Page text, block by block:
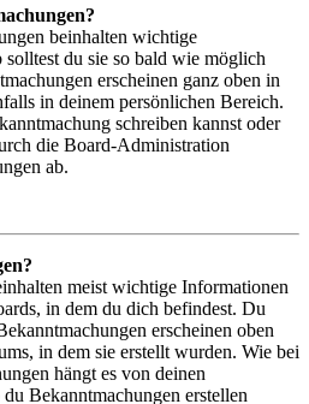
beinhalten wichtige
du sie so bald wie möglich
erscheinen ganz oben in
in deinem persönlichen Bereich.
schreiben kannst oder
die Board-Administration
ab.
meist wichtige Informationen
in dem du dich befindest. Du
erscheinen oben
in dem sie erstellt wurden. Wie bei
hängt es von deinen
Bekanntmachungen erstellen